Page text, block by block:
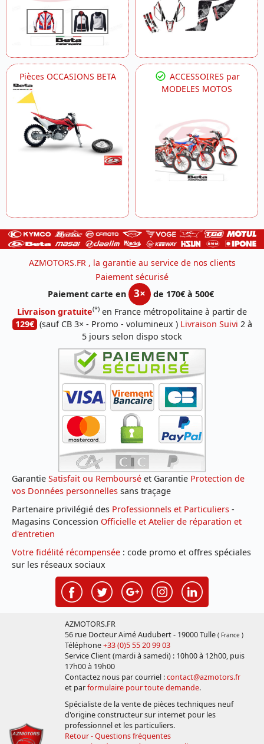
Pièces OCCASIONS BETA
ACCESSOIRES par
MODELES MOTOS
AZMOTORS.FR , la garantie au service de nos clients
Paiement sécurisé
Paiement carte en
3×
de 170€ à 500€
Livraison gratuite(*) en France métropolitaine à partir de
129€ (sauf CB 3× - Promo - volumineux ) Livraison Suivi 2 à
5 jours selon dispo stock
Garantie Satisfait ou Remboursé et Garantie Protection de
vos Données personnelles sans traçage
Partenaire privilégié des Professionnels et Particuliers -
Magasins Concession Officielle et Atelier de réparation et
d'entretien
Votre fidélité récompensée : code promo et offres spéciales
sur les réseaux sociaux
AZMOTORS.FR
56 rue Docteur Aimé Audubert - 19000 Tulle ( France )
Téléphone+33 (0)5 55 20 99 03
Service Client (mardi à samedi) : 10h00 à 12h00, puis
17h00 à 19h00
Contactez nous par courriel :contact@azmotors.fr
et parformulaire pour toute demande.
Spécialiste de la vente de pièces techniques neuf
d'origine constructeur sur internet pour les
professionnel et les particuliers.
Retour - Questions fréquentes